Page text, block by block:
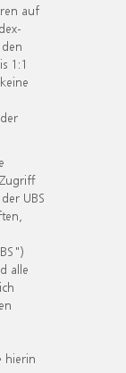
auf
1:1
UBS
alle
hierin